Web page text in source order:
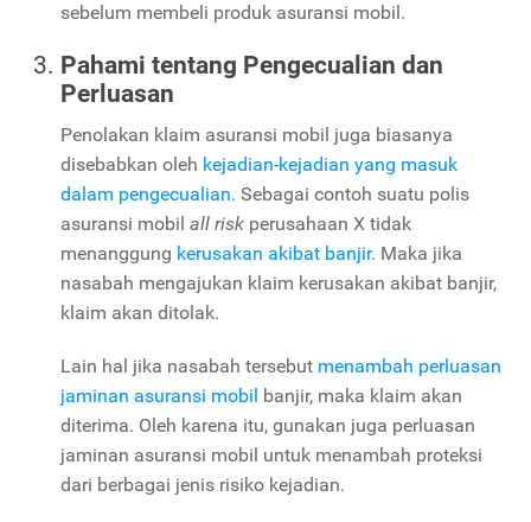
sebelum membeli produk asuransi mobil.
Pahami tentang Pengecualian dan
Perluasan
Penolakan klaim asuransi mobil juga biasanya
disebabkan oleh kejadian-kejadian yang masuk
dalam pengecualian. Sebagai contoh suatu polis
asuransi mobil all risk perusahaan X tidak
menanggung kerusakan akibat banjir. Maka jika
nasabah mengajukan klaim kerusakan akibat banjir,
klaim akan ditolak.
Lain hal jika nasabah tersebut menambah perluasan
jaminan asuransi mobil banjir, maka klaim akan
diterima. Oleh karena itu, gunakan juga perluasan
jaminan asuransi mobil untuk menambah proteksi
dari berbagai jenis risiko kejadian.